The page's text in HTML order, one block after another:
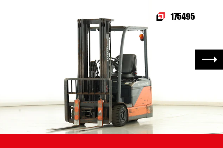
175495 TOYOTA 8-FBE-15
ถัด